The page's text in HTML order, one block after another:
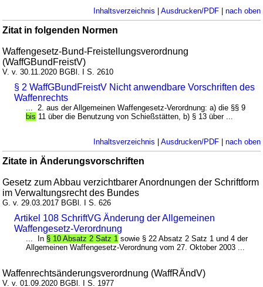
Inhaltsverzeichnis Ausdrucken/PDF| nach oben
Zitat in folgenden Normen
Waffengesetz-Bund-Freistellungsverordnung
(WaffGBundFreistV)
V. v. 30.11.2020 BGBl. I S. 2610
§ 2 WaffGBundFreistV Nicht anwendbare Vorschriften des
Waffenrechts
... 2. aus der Allgemeinen Waffengesetz-Verordnung: a) die §§ 9
bis 11 über die Benutzung von Schießstätten, b) § 13 über ...
Inhaltsverzeichnis Ausdrucken/PDF| nach oben
Zitate in Änderungsvorschriften
Gesetz zum Abbau verzichtbarer Anordnungen der Schriftform
im Verwaltungsrecht des Bundes
G. v. 29.03.2017 BGBl. I S. 626
Artikel 108 SchriftVG Änderung der Allgemeinen
Waffengesetz-Verordnung
... In § 10 Absatz 2 Satz 1 sowie § 22 Absatz 2 Satz 1 und 4 der
Allgemeinen Waffengesetz-Verordnung vom 27. Oktober 2003 ...
Waffenrechtsänderungsverordnung (WaffRÄndV)
V. v. 01.09.2020 BGBl. I S. 1977